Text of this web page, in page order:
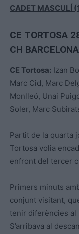
CADET MASCULÍ
CE TORTOSA
CH
CE Tortosa: Izan
Marc Cid, Marc
Monlleó, Unai
Soler, Marc
Partit de la quarta
Tortosa volia
enfront del tercer
Primers minuts
conjunt visitant,
tenir diferències al
S’arribava al